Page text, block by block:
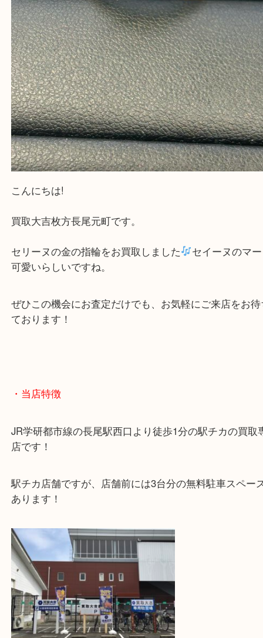
公開日:2026/07/15 最終更新日:2026/06/18
セリーヌの金の指輪をお買取しました （ セリーヌ N/A 金 ）
金 ブランド セリーヌ 枚方市
買取大吉枚方長尾元町です。
セリーヌの金の指輪をお買取しました
可愛いらしいですね。
ぜひこの機会にお査定だけでも、お気軽にご来店を
ております！